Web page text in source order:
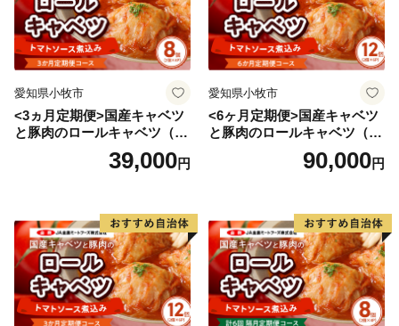
ロインステーキ 400g (約200g×2枚)
👉メロン ふらの 赤肉メロン LLサイズ 約2kg 2玉 糖度限
界突破 セット
愛知県小牧市
<3ヵ月定期便>国産キャベツ
と豚肉のロールキャベツ（4P
39,000円
愛知県小牧市
<6ヶ月定期便>国産キャベツ
と豚肉のロールキャベツ（6P
90,000円